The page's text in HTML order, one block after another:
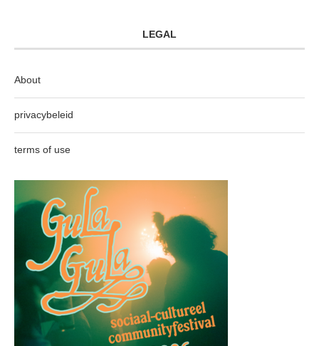
LEGAL
About
privacybeleid
terms of use